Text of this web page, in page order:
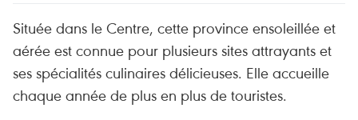
Située dans le Centre, cette province ensoleillée et
aérée est connue pour plusieurs sites attrayants et
ses spécialités culinaires délicieuses. Elle accueille
chaque année de plus en plus de touristes.